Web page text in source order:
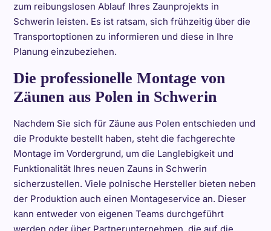
zum reibungslosen Ablauf Ihres Zaunprojekts in
Schwerin leisten. Es ist ratsam, sich frühzeitig über die
Transportoptionen zu informieren und diese in Ihre
Planung einzubeziehen.
Die professionelle Montage von
Zäunen aus Polen in Schwerin
Nachdem Sie sich für Zäune aus Polen entschieden und
die Produkte bestellt haben, steht die fachgerechte
Montage im Vordergrund, um die Langlebigkeit und
Funktionalität Ihres neuen Zauns in Schwerin
sicherzustellen. Viele polnische Hersteller bieten neben
der Produktion auch einen Montageservice an. Dieser
kann entweder von eigenen Teams durchgeführt